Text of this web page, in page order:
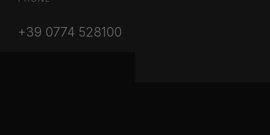
+39 0774 528100